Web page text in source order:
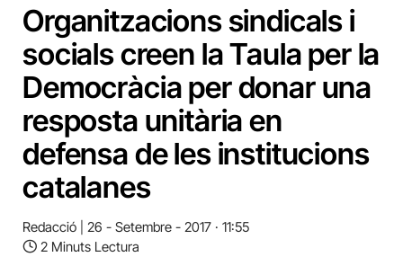
Organitzacions sindicals i
socials creen la Taula per la
Democràcia per donar una
resposta unitària en
defensa de les institucions
catalanes
Redacció
26 - Setembre - 2017 · 11:55
2 Minuts Lectura